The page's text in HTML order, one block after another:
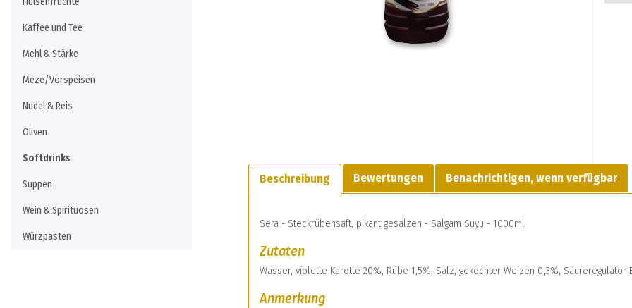
Beschreibung Bewertungen Benachrichtigen, wenn verfügbar
Sera - Steckrübensaft, pikant gesalzen - Salgam Suyu - 1000ml
Zutaten
Wasser, violette Karotte 20%, Rübe 1,5%, Salz, gekochter Weizen 0,3%, Säureregulator
Anmerkung
Kaffee und Tee
Mehl & Stärke
Meze/Vorspeisen
Nudel & Reis
Oliven
Softdrinks
Suppen
Wein & Spirituosen
Würzpasten